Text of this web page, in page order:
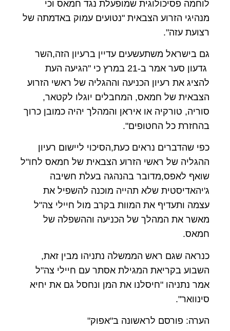
לוחמה פסיכולוגית שמופעלת נגד חמאס וכי
מנהיגי הזרוע הצבאית "נטועים עמוק באדמתה של
רצועת עזה".
גם בישראל משתעשעים עדיין ברעיון הזה,השר
גדעון סער אמר ב-21 במרץ כי "הגיעה העת
להציג את רעיון הכניעה וההגליה של ראשי הזרוע
הצבאית של חמאס, המחבלים יוגלו לקטאר,
סוריה, טורקיה או איראן והמהלך יהיה כמובן כרוך
בהחזרת כל החטופים".
כפי שהדברים נראים כעת,הסיכוי ליישום רעיון
ההגליה של ראשי הזרוע הצבאית של חמאס לחו"ל
שואף לאפס,מדובר בהנהגה בעלת חשיבה
ג'יהאדיסטית שלא תהייה מוכנה להשפיל את
עצמה ותעדיף את המוות בקרב מול חיילי צה"ל
מאשר את המהלך של הכניעה וההשפלה של
חמאס.
כנראה שגם ראש הממשלה נתניהו מבין זאת,
השבוע בקריאת המגילת אסתר עם חיילי צה"ל
אמר נתניהו "חיסלנו את המן ונחסל גם את יחיא
סינוואר".
הערה: פורסם לראשונה ב"אפוק"